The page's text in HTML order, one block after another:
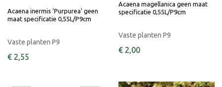
Acaena inermis 'Purpurea' geen
maat specificatie 0,55L/P9cm
Vaste planten P9
€ 2,55
Acaena magellanica geen maat
specificatie 0,55L/P9cm
Vaste planten P9
€ 2,00